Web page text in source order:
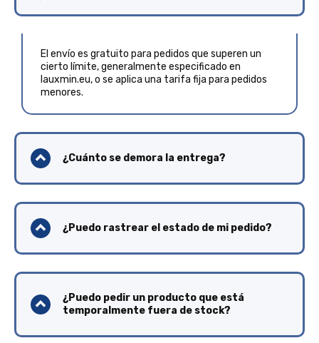
El envío es gratuito para pedidos que superen un
cierto límite, generalmente especificado en
lauxmin.eu, o se aplica una tarifa fija para pedidos
menores.
¿Cuánto se demora la entrega?
¿Puedo rastrear el estado de mi pedido?
¿Puedo pedir un producto que está
temporalmente fuera de stock?